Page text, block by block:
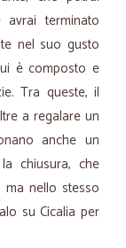
terminato
nel suo gusto
è composto e
Tra queste, il
a regalare un
anche un
chiusura, che
nello stesso
su Cicalia per